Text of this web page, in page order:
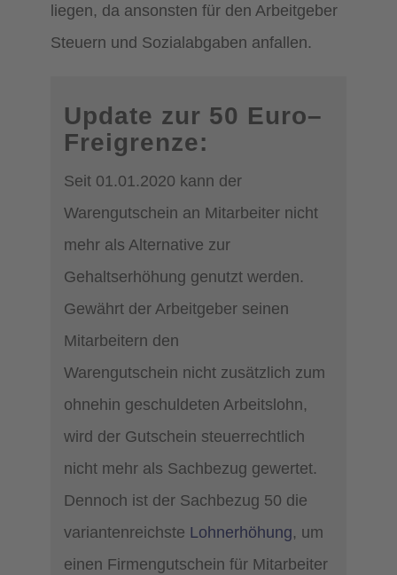
liegen, da ansonsten für den Arbeitgeber
Steuern und Sozialabgaben anfallen.
Update zur 50 Euro–
Freigrenze:
Seit 01.01.2020 kann der
Warengutschein an Mitarbeiter nicht
mehr als Alternative zur
Gehaltserhöhung genutzt werden.
Gewährt der Arbeitgeber seinen
Mitarbeitern den
Warengutschein nicht zusätzlich zum
ohnehin geschuldeten Arbeitslohn,
wird der Gutschein steuerrechtlich
nicht mehr als Sachbezug gewertet.
Dennoch ist der Sachbezug 50 die
variantenreichste Lohnerhöhung, um
einen Firmengutschein für Mitarbeiter